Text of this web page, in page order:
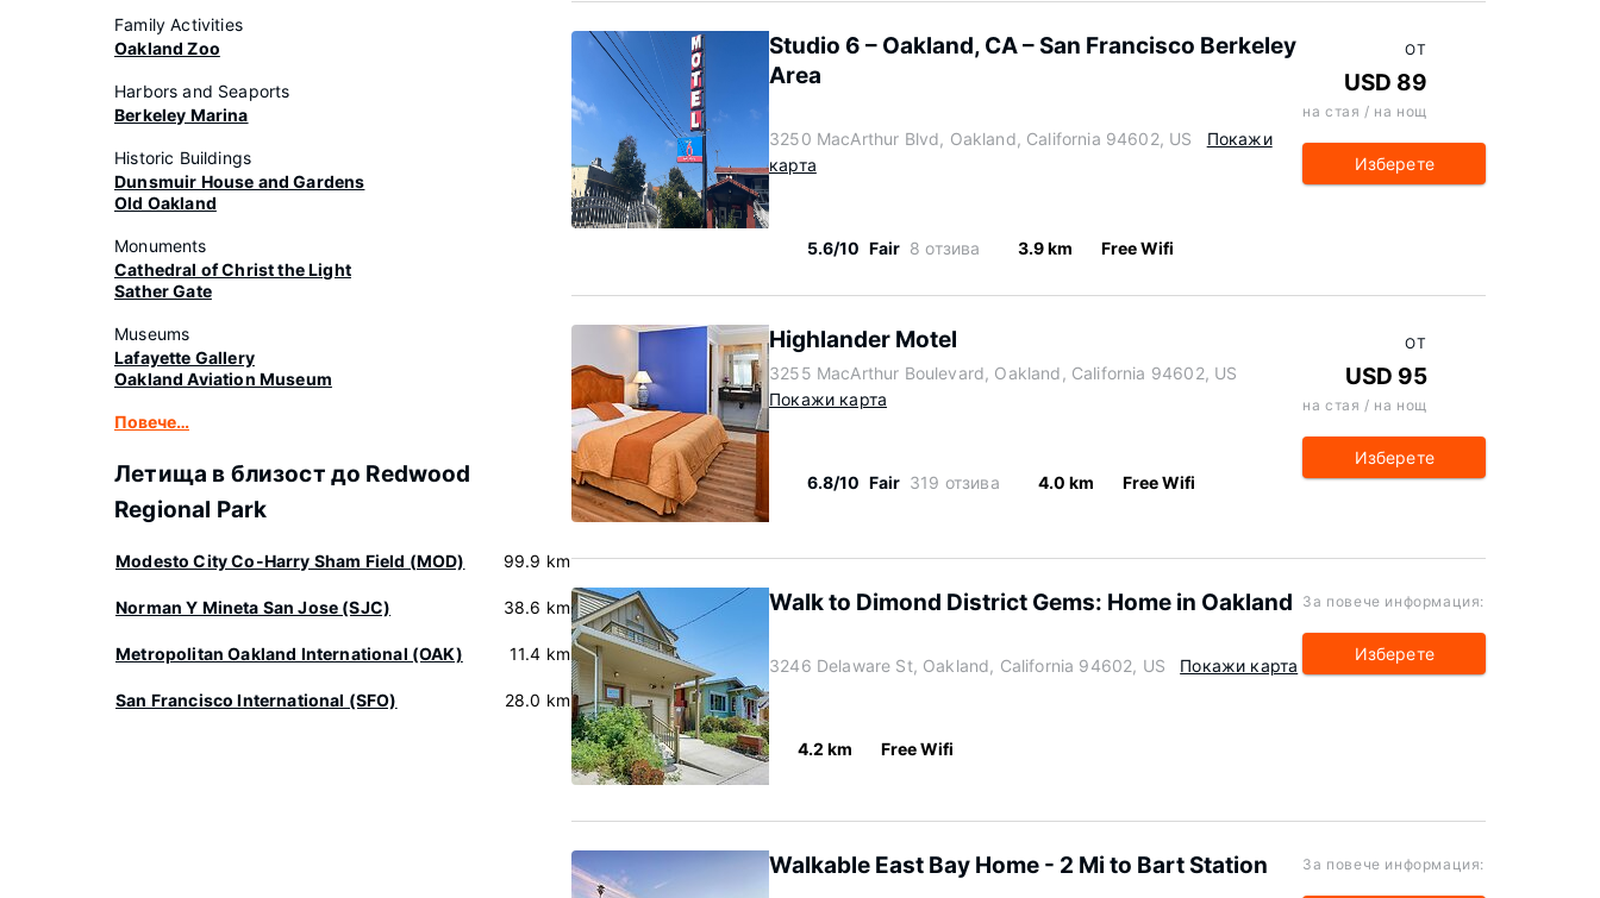
Family Activities
Oakland Zoo
Harbors and Seaports
Berkeley Marina
Historic Buildings
Dunsmuir House and Gardens
Old Oakland
Monuments
Cathedral of Christ the Light
Sather Gate
Museums
Lafayette Gallery
Oakland Aviation Museum
Повече…
Летища в близост до Redwood
Regional Park
Modesto City Co-Harry Sham Field (MOD) 99.9 km
Norman Y Mineta San Jose (SJC) 38.6 km
Metropolitan Oakland International (OAK) 11.4 km
San Francisco International (SFO) 28.0 km
Studio 6 – Oakland, CA – San Francisco Berkeley
Area
3250 MacArthur Blvd, Oakland, California 94602, US
Покажи
карта
5.6/10 Fair 8 отзива 3.9 km Free Wifi
ОТ
USD 89
на стая / на нощ
Изберете
Highlander Motel
3255 MacArthur Boulevard, Oakland, California 94602, US
Покажи карта
6.8/10 Fair 319 отзива 4.0 km Free Wifi
ОТ
USD 95
на стая / на нощ
Изберете
Walk to Dimond District Gems: Home in Oakland
3246 Delaware St, Oakland, California 94602, US Покажи карта
4.2 km Free Wifi
За повече информация:
Изберете
Walkable East Bay Home - 2 Mi to Bart Station За повече информация: